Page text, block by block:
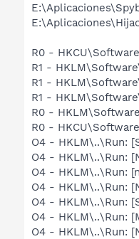
R0 -
R1 -
R1 -
R1 -
R0 -
R0 -
O4 - HKLM\..\Run:
O4 - HKLM\..\Run:
O4 - HKLM\..\Run:
O4 - HKLM\..\Run:
O4 - HKLM\..\Run:
O4 - HKLM\..\Run:
O4 - HKLM\..\Run: